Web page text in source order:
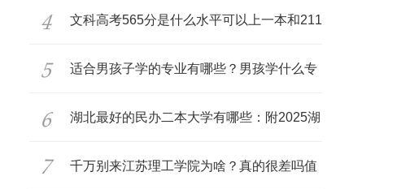
科
文科高考565分是什么水平可以上一本和211
吗
适合男孩子学的专业有哪些？男孩学什么专
业
湖北最好的民办二本大学有哪些：附2025湖
北
千万别来江苏理工学院为啥？真的很差吗值